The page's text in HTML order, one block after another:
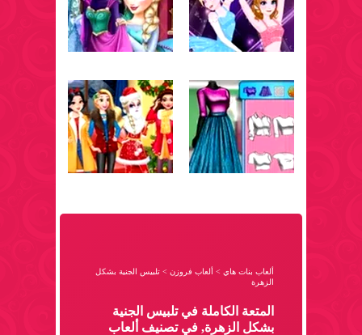
ألعاب بنات هاي > ألعاب فروزن > تلبيس الجنية بشكل
الزهرة
المتعة الكاملة في تلبيس الجنية
بشكل الزهرة, في تصنيف ألعاب